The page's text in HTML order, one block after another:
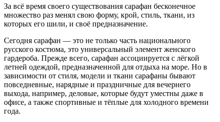
За всё время своего существования сарафан бесконечное
множество раз менял свою форму, крой, стиль, ткани, из
которых его шили, и своё предназначение.
Сегодня сарафан — это не только часть национального
русского костюма, это универсальный элемент женского
гардероба. Прежде всего, сарафан ассоциируется с лёгкой
летней одеждой, предназначенной для отдыха на море. Но в
зависимости от стиля, модели и ткани сарафаны бывают
повседневные, нарядные и праздничные для вечернего
выхода, например, деловые, которые будут уместны даже в
офисе, а также спортивные и тёплые для холодного времени
года.